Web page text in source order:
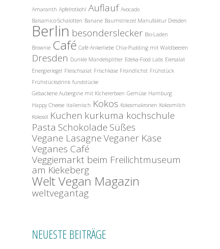
Amaranth Apfelrotkohl Auflauf Avocado
Balsamico-Schalotten Banane Baumstriezel Manufaktur Dresden
Berlin besonderslecker Bio-Laden
Brownie Café Café Ankerliebe Chia-Pudding mit Waldbeeren
Dresden Dunkle Mandelsplitter Edeka-Food Labs Eiersalat
Energieriegel Fleischsalat Frischkäse Froindlichst Frühstück
Frühstücksdrink fundstücke
Gebackene Aubergine mit Kichererbsen Gemüse Hamburg
Happy Cheese italienisch Kokos Kokosmakronen Kokosmilch
Kokosöl Kuchen kurkuma kochschule
Pasta Schokolade Süßes
Vegane LasagneVeganer Käse
Veganes Café
Veggiemarkt beim Freilichtmuseum
am Kiekeberg
Welt Vegan Magazin
weltvegantag
NEUESTE BEITRÄGE